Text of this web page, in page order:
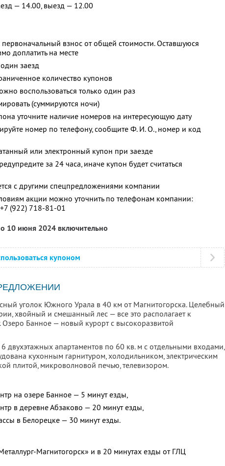
— 14.00, выезд — 12.00
взнос от общей стоимости. Оставшуюся
доплатить на месте
заезд
количество купонов
воспользоваться только один раз
(суммируются ночи)
уточните наличие номеров на интересующую дату
номер по телефону, сообщите Ф. И. О.,номер и код
или электронный купон при заезде
за 24 часа, иначе купон будет считаться
с другими спецпредложениями компании
акции можно уточнить по телефонам компании:
+7 (922) 718-81-01
10 июня 2024 включительно
купоном
уголок Южного Урала в 40 км от Магнитогорска. Целебный
хвойный и смешанный лес — все это располагает к
Озеро Бaннoе — новый курорт с высокоразвитой
6 двухэтажных апартаментов по 60 кв. м с отдельными входами,
кухонным гарнитуром, холодильником, электрическим
плитой, микроволновой печью, телевизором.
на озере Банное — 5 минут езды,
в деревне Абзаково — 20 минут езды,
в Белорецке — 30 минут езды.
Магнитогорск» и в 20 минутах езды от ГЛЦ